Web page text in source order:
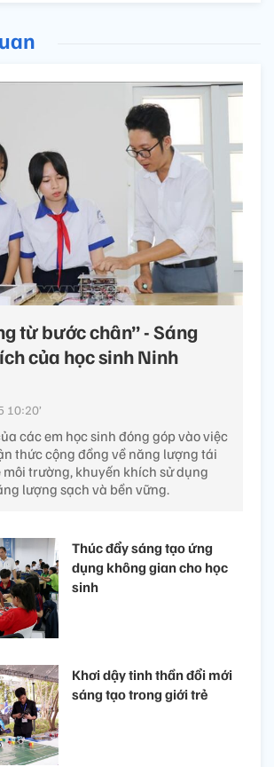
từ bước chân” - Sáng
của học sinh Ninh
10:20’
các em học sinh đóng góp vào việc
thức cộng đồng về năng lượng tái
môi trường, khuyến khích sử dụng
lượng sạch và bền vững.
Thúc đẩy sáng tạo ứng
dụng không gian cho học
sinh
Khơi dậy tinh thần đổi mới
sáng tạo trong giới trẻ